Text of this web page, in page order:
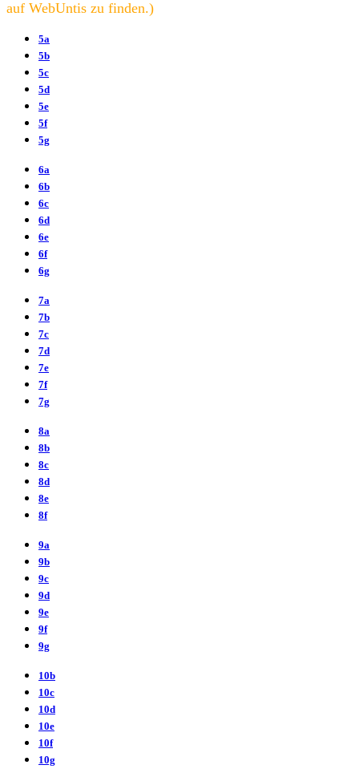
auf WebUntis zu finden.)
5a
5b
5c
5d
5e
5f
5g
6a
6b
6c
6d
6e
6f
6g
7a
7b
7c
7d
7e
7f
7g
8a
8b
8c
8d
8e
8f
9a
9b
9c
9d
9e
9f
9g
10b
10c
10d
10e
10f
10g